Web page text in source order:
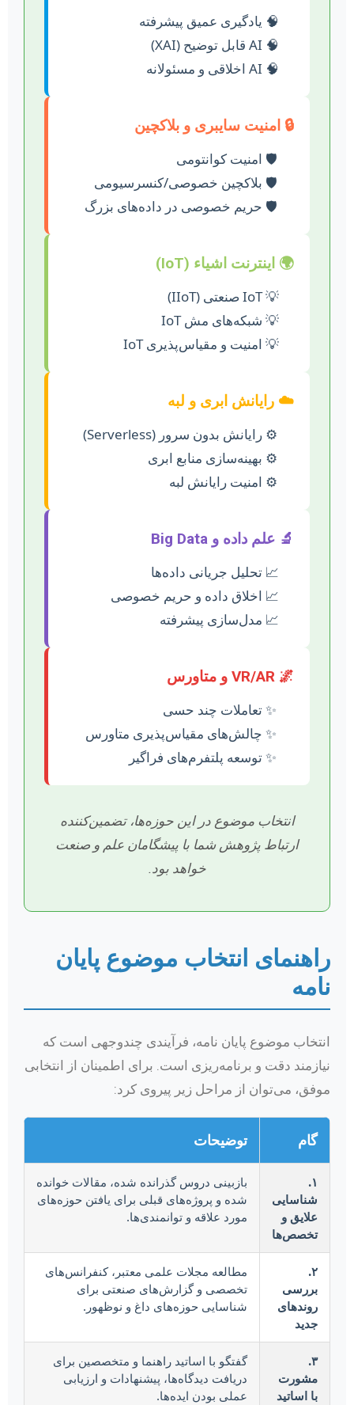
یادگیری عمیق پیشرفته
AI قابل توضیح (XAI)
AI اخلاقی و مسئولانه
🔒 امنیت سایبری و بلاکچین
امنیت کوانتومی
بلاکچین خصوصی/کنسرسیومی
حریم خصوصی در داده‌های بزرگ
🌍 اینترنت اشیاء (IoT)
IoT صنعتی (IIoT)
شبکه‌های مش IoT
امنیت و مقیاس‌پذیری IoT
☁️ رایانش ابری و لبه
رایانش بدون سرور (Serverless)
بهینه‌سازی منابع ابری
امنیت رایانش لبه
🔬 علم داده و Big Data
تحلیل جریانی داده‌ها
اخلاق داده و حریم خصوصی
مدل‌سازی پیشرفته
🌌 VR/AR و متاورس
تعاملات چند حسی
چالش‌های مقیاس‌پذیری متاورس
توسعه پلتفرم‌های فراگیر
انتخاب موضوع در این حوزه‌ها، تضمین‌کننده
ارتباط پژوهش شما با پیشگامان علم و صنعت
خواهد بود.
راهنمای انتخاب موضوع پایان
نامه
انتخاب موضوع پایان نامه، فرآیندی چندوجهی است که
نیازمند دقت و برنامه‌ریزی است. برای اطمینان از انتخابی
موفق، می‌توان از مراحل زیر پیروی کرد:
گام توضیحات
۱.
شناسایی
علایق و
تخصص‌ها
بازبینی دروس گذرانده شده، مقالات خوانده
شده و پروژه‌های قبلی برای یافتن حوزه‌های
مورد علاقه و توانمندی‌ها.
۲.
بررسی
روندهای
جدید
مطالعه مجلات علمی معتبر، کنفرانس‌های
تخصصی و گزارش‌های صنعتی برای
شناسایی حوزه‌های داغ و نوظهور.
۳.
مشورت
با اساتید
گفتگو با اساتید راهنما و متخصصین برای
دریافت دیدگاه‌ها، پیشنهادات و ارزیابی
عملی بودن ایده‌ها.